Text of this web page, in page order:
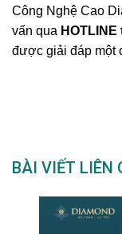
Công Nghệ Cao
vấn qua
được giải đáp một
BÀI VIẾT LIÊN